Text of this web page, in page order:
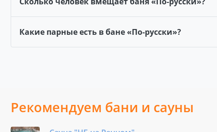
Какие парные есть в бане «По-русски»?
Рекомендуем бани и сауны